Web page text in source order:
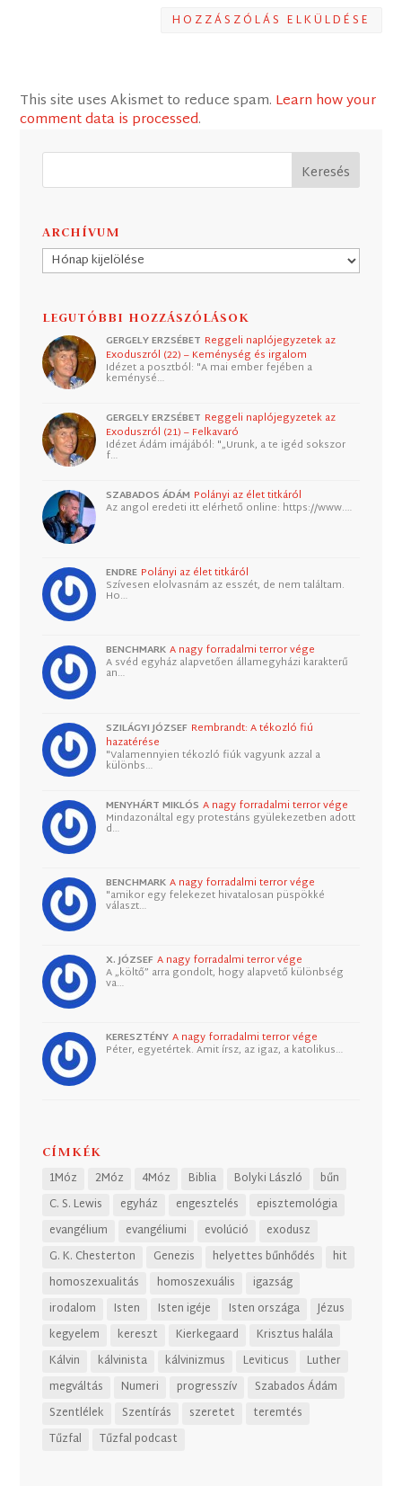
HOZZÁSZÓLÁS ELKÜLDÉSE
This site uses Akismet to reduce spam. Learn how your
comment data is processed.
ARCHÍVUM
Archívum
LEGUTÓBBI HOZZÁSZÓLÁSOK
GERGELY ERZSÉBET Reggeli naplójegyzetek az
Exoduszról (22) – Keménység és irgalom
Idézet a posztból: "A mai ember fejében a
keménysé…
GERGELY ERZSÉBET Reggeli naplójegyzetek az
Exoduszról (21) – Felkavaró
Idézet Ádám imájából: "„Urunk, a te igéd sokszor
f…
SZABADOS ÁDÁM Polányi az élet titkáról
Az angol eredeti itt elérhető online: https://www.…
ENDRE Polányi az élet titkáról
Szívesen elolvasnám az esszét, de nem találtam.
Ho…
BENCHMARK A nagy forradalmi terror vége
A svéd egyház alapvetően államegyházi karakterű
an…
SZILÁGYI JÓZSEF Rembrandt: A tékozló fiú
hazatérése
"Valamennyien tékozló fiúk vagyunk azzal a
különbs…
MENYHÁRT MIKLÓS A nagy forradalmi terror vége
Mindazonáltal egy protestáns gyülekezetben adott
d…
BENCHMARK A nagy forradalmi terror vége
"amikor egy felekezet hivatalosan püspökké
választ…
X. JÓZSEF A nagy forradalmi terror vége
A „költő” arra gondolt, hogy alapvető különbség
va…
KERESZTÉNY A nagy forradalmi terror vége
Péter, egyetértek. Amit írsz, az igaz, a katolikus…
CÍMKÉK
1Móz 2Móz 4Móz Biblia Bolyki László
bűn
C. S. Lewis
egyház engesztelés
episztemológia
evangélium
evangéliumi evolúció
exodusz
G. K. Chesterton
Genezis helyettes bűnhődés
hit
homoszexualitás
homoszexuális
igazság
irodalom
Isten Isten igéje Isten országa
Jézus
kegyelem
kereszt Kierkegaard
Krisztus halála
Kálvin
kálvinista kálvinizmus Leviticus
Luther
megváltás
Numeri progresszív
Szabados Ádám
Szentlélek
Szentírás szeretet
teremtés
Tűzfal
Tűzfal podcast